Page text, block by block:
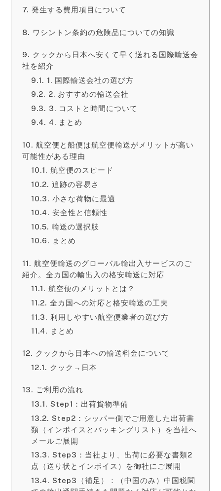
発生する費用項目について
ワシントン条約の危険品についての知識
クックから日本へ安くて早く送れる国際輸送会
社を紹介
1. 国際輸送会社の選び方
2. おすすめの輸送会社
3. コストと時間について
4. まとめ
航空便と船便は航空便輸送がメリットが高い
可能性がある理由
航空便のスピード
追跡の容易さ
小さな荷物に最適
安全性と信頼性
輸送の選択肢
まとめ
航空便輸送のグローバル輸出入サービスのご
紹介。全カ国の輸出入の格安輸送に対応
航空便のメリットとは？
全カ国への対応と格安輸送の工夫
利用しやすい航空便業者の選び方
まとめ
クックから日本への輸送料金について
クック→日本
ご利用の流れ
Step1：出荷貨物準備
Step2：シッパー側でご用意した出荷書
類（インボイスとパッキングリスト）を当社へ
メールご展開
Step3：当社より、出荷に必要な書類2
点（送り状とインボイス）を御社にご展開
Step3（補足）：（中国のみ）中国税関